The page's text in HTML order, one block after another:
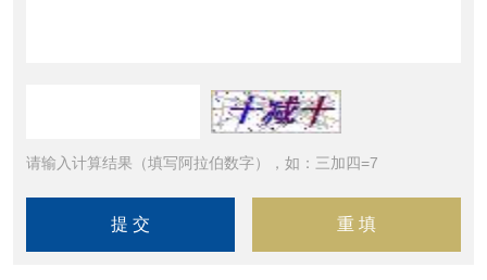
请输入计算结果（填写阿拉伯数字），如：三加四=7